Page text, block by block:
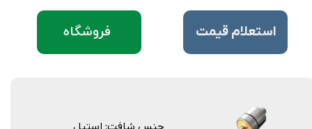
فروشگاه ​استعلام قیمت